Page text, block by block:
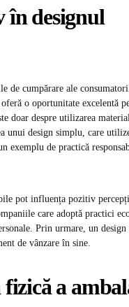
în designul
de cumpărare ale
o oportunitate excelentă
doar despre utilizarea
unui design simplu, care
exemplu de practică
pot influența pozitiv
care adoptă practici
Prin urmare, un design
de vânzare în sine.
a